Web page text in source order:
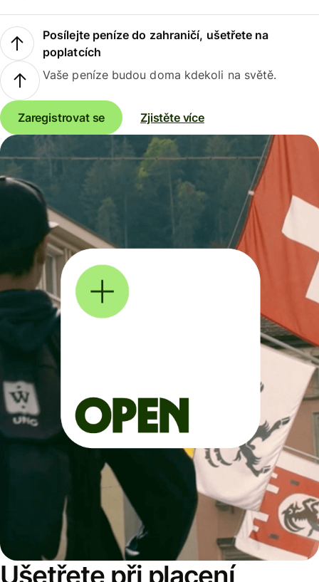
Posílejte peníze do zahraničí, ušetřete na
poplatcích
Vaše peníze budou doma kdekoli na světě.
Zaregistrovat se Zjistěte více
Ušetřete při placení,